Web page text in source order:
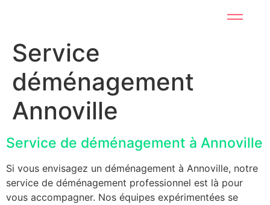
Service
déménagement
Annoville
Service de déménagement à Annoville
Si vous envisagez un déménagement à Annoville, notre
service de déménagement professionnel est là pour
vous accompagner. Nos équipes expérimentées se